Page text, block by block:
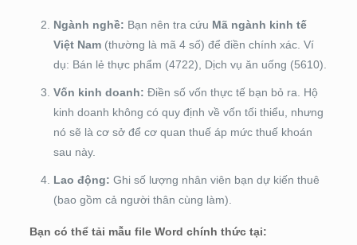
Ngành nghề: Bạn nên tra cứu Mã ngành kinh tế
Việt Nam(thường là mã 4 số) để điền chính xác. Ví
dụ: Bán lẻ thực phẩm (4722), Dịch vụ ăn uống (5610).
Vốn kinh doanh: Điền số vốn thực tế bạn bỏ ra. Hộ
kinh doanh không có quy định về vốn tối thiểu, nhưng
nó sẽ là cơ sở để cơ quan thuế áp mức thuế khoán
sau này.
Lao động: Ghi số lượng nhân viên bạn dự kiến thuê
(bao gồm cả người thân cùng làm).
Bạn có thể tải mẫu file Word chính thức tại: